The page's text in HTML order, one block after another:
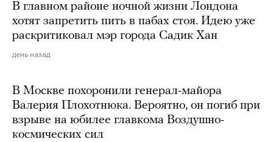
В главном районе ночной жизни Лондона
хотят запретить пить в пабах стоя. Идею уже
раскритиковал мэр города Садик Хан
день назад
В Москве похоронили генерал-майора
Валерия Плохотнюка. Вероятно, он погиб при
взрыве на юбилее главкома Воздушно-
космических сил